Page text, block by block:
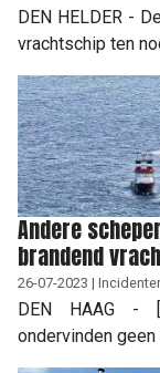
DEN HELDER -
vrachtschip ten
Andere
brandend
26-07-2023 |
DEN HAAG -
ondervinden geen